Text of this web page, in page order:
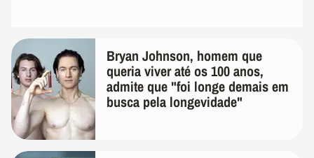
Bryan Johnson, homem que
queria viver até os 100 anos,
admite que "foi longe demais em
busca pela longevidade"